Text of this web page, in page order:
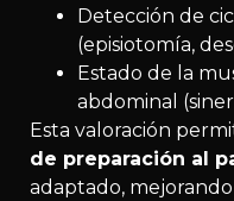
Detección de
(episiotomía,
Estado de la
abdominal
Esta valoración
de preparación al
adaptado,